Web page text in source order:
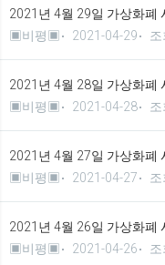
2021년 4월 29일 가상화폐
▣비평▣
2021-04-29
2021년 4월 28일 가상화폐
▣비평▣
2021-04-28
2021년 4월 27일 가상화폐
▣비평▣
2021-04-27
2021년 4월 26일 가상화폐
▣비평▣
2021-04-26